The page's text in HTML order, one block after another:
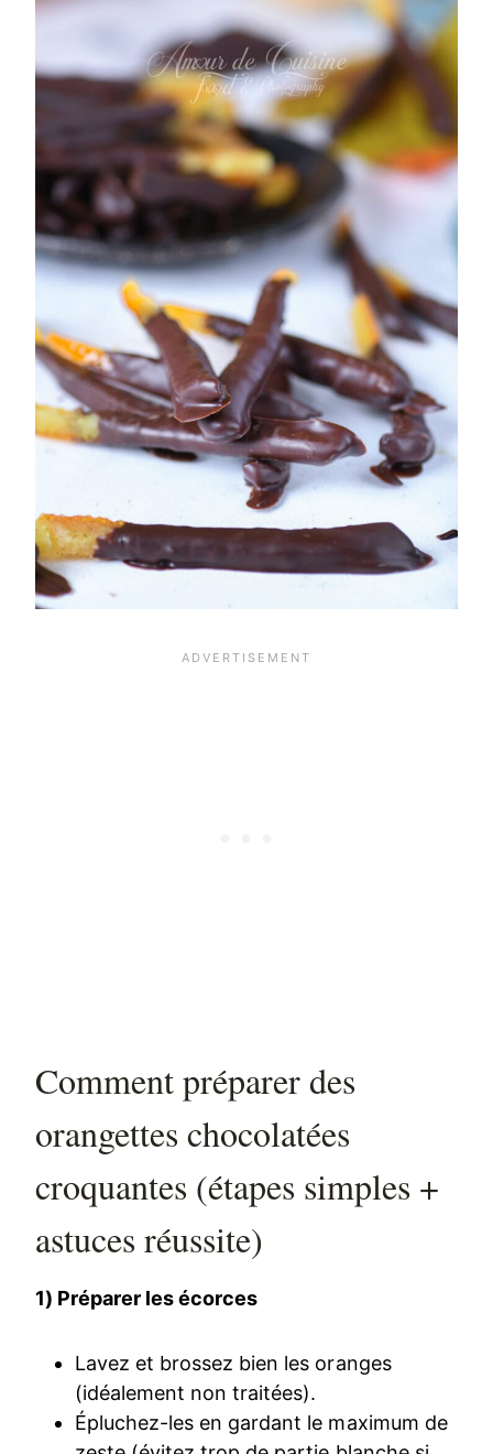
Comment préparer des
orangettes chocolatées
croquantes (étapes simples +
astuces réussite)
1) Préparer les écorces
Lavez et brossez bien les oranges
(idéalement non traitées).
Épluchez-les en gardant le maximum de